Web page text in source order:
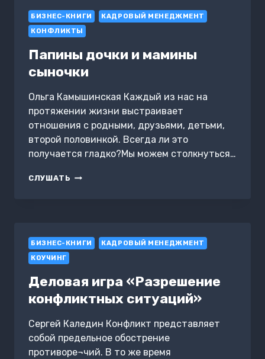
КОНФЛИКТОВ
БИЗНЕС-КНИГИ
КАДРОВЫЙ МЕНЕДЖМЕНТ
КОНФЛИКТЫ
Папины дочки и мамины
сыночки
Ольга Камышинская Каждый из нас на
протяжении жизни выстраивает
отношения с родными, друзьями, детьми,
второй половинкой. Всегда ли это
получается гладко?Мы можем столкнуться…
СЛУШАТЬ ПАПИНЫ
БИЗНЕС-КНИГИ
КАДРОВЫЙ МЕНЕДЖМЕНТ
КОУЧИНГ
Деловая игра «Разрешение
конфликтных ситуаций»
Сергей Каледин Конфликт представляет
собой предельное обострение
противоре¬чий. В то же время